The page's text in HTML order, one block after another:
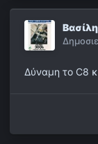
Δύναμη το C8